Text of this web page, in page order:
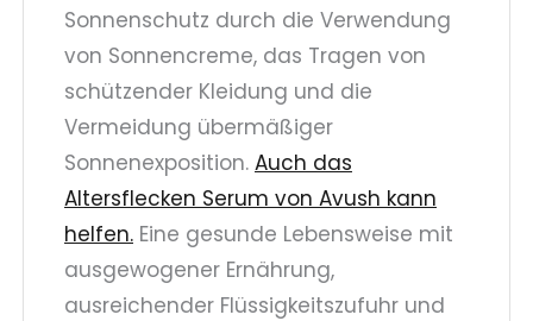
Sonnenschutz durch die Verwendung
von Sonnencreme, das Tragen von
schützender Kleidung und die
Vermeidung übermäßiger
Sonnenexposition. Auch das
Altersflecken Serum von Avush kann
helfen. Eine gesunde Lebensweise mit
ausgewogener Ernährung,
ausreichender Flüssigkeitszufuhr und